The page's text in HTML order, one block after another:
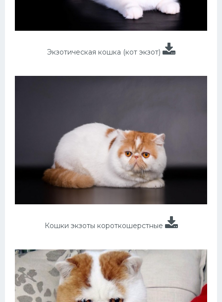
Экзотическая кошка (кот экзот)
Кошки экзоты короткошерстные